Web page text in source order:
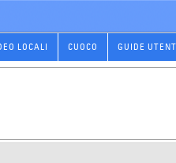
LOCALI CUOCO GUIDE